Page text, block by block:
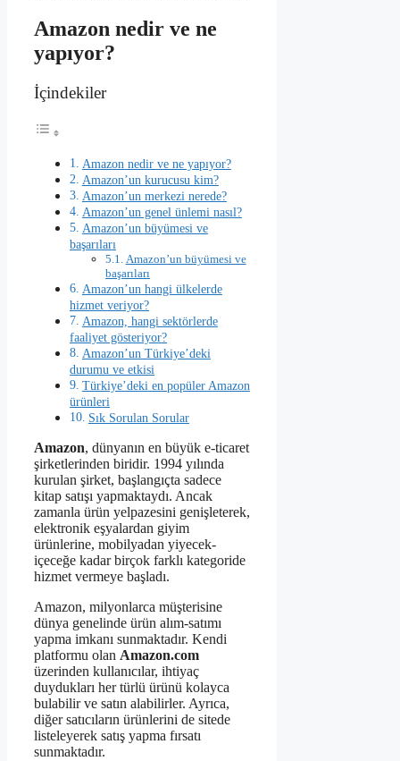
Amazon nedir ve ne
yapıyor?
İçindekiler
Amazon nedir ve ne yapıyor?
Amazon’un kurucusu kim?
Amazon’un merkezi nerede?
Amazon’un genel ünlemi nasıl?
Amazon’un büyümesi ve
başarıları
Amazon’un büyümesi ve
başarıları
Amazon’un hangi ülkelerde
hizmet veriyor?
Amazon, hangi sektörlerde
faaliyet gösteriyor?
Amazon’un Türkiye’deki
durumu ve etkisi
Türkiye’deki en popüler Amazon
ürünleri
Sık Sorulan Sorular
Amazon, dünyanın en büyük e-ticaret
şirketlerinden biridir. 1994 yılında
kurulan şirket, başlangıçta sadece
kitap satışı yapmaktaydı. Ancak
zamanla ürün yelpazesini genişleterek,
elektronik eşyalardan giyim
ürünlerine, mobilyadan yiyecek-
içeceğe kadar birçok farklı kategoride
hizmet vermeye başladı.
Amazon, milyonlarca müşterisine
dünya genelinde ürün alım-satımı
yapma imkanı sunmaktadır. Kendi
platformu olan Amazon.com
üzerinden kullanıcılar, ihtiyaç
duydukları her türlü ürünü kolayca
bulabilir ve satın alabilirler. Ayrıca,
diğer satıcıların ürünlerini de sitede
listeleyerek satış yapma fırsatı
sunmaktadır.